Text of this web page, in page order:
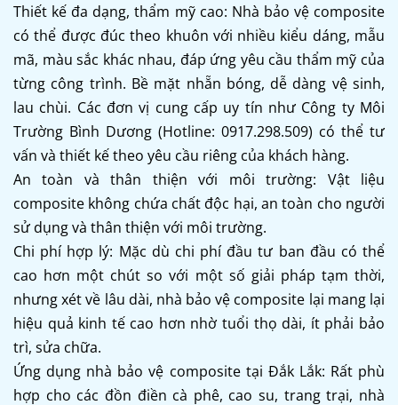
Thiết kế đa dạng, thẩm mỹ cao: Nhà bảo vệ composite
có thể được đúc theo khuôn với nhiều kiểu dáng, mẫu
mã, màu sắc khác nhau, đáp ứng yêu cầu thẩm mỹ của
từng công trình. Bề mặt nhẵn bóng, dễ dàng vệ sinh,
lau chùi. Các đơn vị cung cấp uy tín như Công ty Môi
Trường Bình Dương (Hotline: 0917.298.509) có thể tư
vấn và thiết kế theo yêu cầu riêng của khách hàng.
An toàn và thân thiện với môi trường: Vật liệu
composite không chứa chất độc hại, an toàn cho người
sử dụng và thân thiện với môi trường.
Chi phí hợp lý: Mặc dù chi phí đầu tư ban đầu có thể
cao hơn một chút so với một số giải pháp tạm thời,
nhưng xét về lâu dài, nhà bảo vệ composite lại mang lại
hiệu quả kinh tế cao hơn nhờ tuổi thọ dài, ít phải bảo
trì, sửa chữa.
Ứng dụng nhà bảo vệ composite tại Đắk Lắk: Rất phù
hợp cho các đồn điền cà phê, cao su, trang trại, nhà